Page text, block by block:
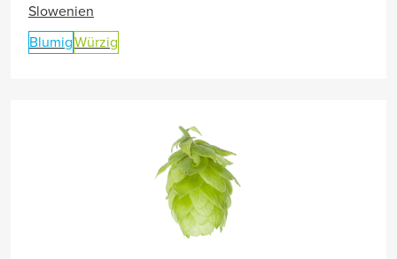
Slowenien
BlumigWürzig